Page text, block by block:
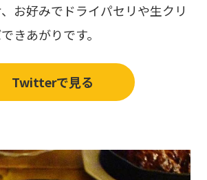
お好みでドライパセリや生クリ
きあがりです。
Twitterで見る